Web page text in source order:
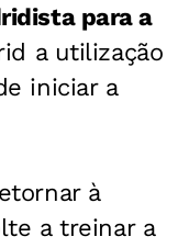
para a
a utilização
iniciar a
à
a treinar a